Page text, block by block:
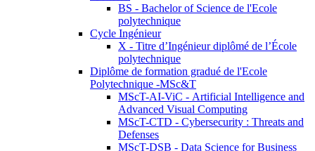
BS - Bachelor of Science de l'Ecole
polytechnique
Cycle Ingénieur
X - Titre d’Ingénieur diplômé de l’École
polytechnique
Diplôme de formation gradué de l'Ecole
Polytechnique -MSc&T
MScT-AI-ViC - Artificial Intelligence and
Advanced Visual Computing
MScT-CTD - Cybersecurity : Threats and
Defenses
MScT-DSB - Data Science for Business